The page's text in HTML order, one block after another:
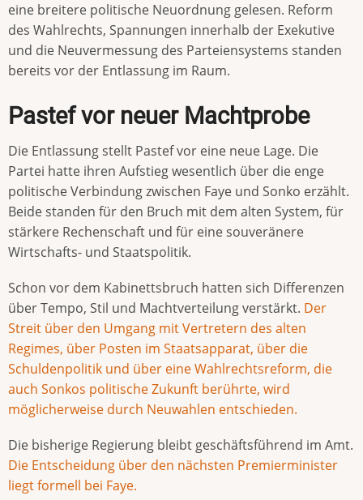
eine breitere politische Neuordnung gelesen. Reform
des Wahlrechts, Spannungen innerhalb der Exekutive
und die Neuvermessung des Parteiensystems standen
bereits vor der Entlassung im Raum.
Pastef vor neuer Machtprobe
Die Entlassung stellt Pastef vor eine neue Lage. Die
Partei hatte ihren Aufstieg wesentlich über die enge
politische Verbindung zwischen Faye und Sonko erzählt.
Beide standen für den Bruch mit dem alten System, für
stärkere Rechenschaft und für eine souveränere
Wirtschafts- und Staatspolitik.
Schon vor dem Kabinettsbruch hatten sich Differenzen
über Tempo, Stil und Machtverteilung verstärkt. Der
Streit über den Umgang mit Vertretern des alten
Regimes, über Posten im Staatsapparat, über die
Schuldenpolitik und über eine Wahlrechtsreform, die
auch Sonkos politische Zukunft berührte, wird
möglicherweise durch Neuwahlen entschieden.
Die bisherige Regierung bleibt geschäftsführend im Amt.
Die Entscheidung über den nächsten Premierminister
liegt formell bei Faye.